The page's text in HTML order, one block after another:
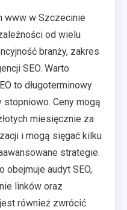
www w Szczecinie
od wielu
branży, zakres
SEO. Warto
to długoterminowy
Ceny mogą
miesięcznie za
i mogą sięgać kilku
strategie.
audyt SEO,
linków oraz
również zwrócić